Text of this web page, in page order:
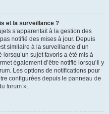
et la surveillance ?
s’apparentait à la gestion des
notifié des mises à jour. Depuis
similaire à la surveillance d’un
sujet favoris a été mis à
également d’être notifié lorsqu’il y
Les options de notifications pour
configurées depuis le panneau de
forum ».